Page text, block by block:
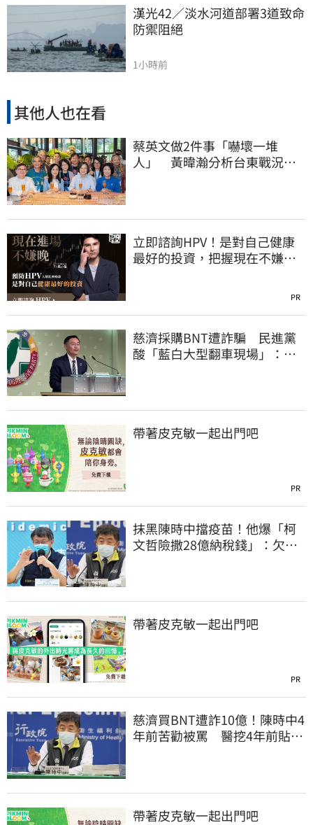
漢光42／淡水河道部署3道致命
防禦阻絕
1小時前
其他人也在看
蔡英文做2件事「嚇壞一堆
人」 黃暐瀚分析台東戰況：
立即諮詢HPV！是對自己健康
最好的投資，把握現在不嫌
PR
慈濟採購BNT遭詐騙 民進黨
酸「藍白大型翻車現場」：應
帶著皮克敏一起出門吧
PR
抹黑陳時中擋疫苗！他爆「柯
文哲險撒28億納稅錢」：欠台
帶著皮克敏一起出門吧
PR
慈濟買BNT遭詐10億！陳時中4
年前苦勸被罵 醫挖4年前貼
帶著皮克敏一起出門吧